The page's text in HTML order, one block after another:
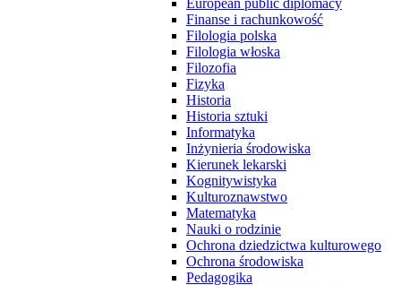
European public diplomacy
Finanse i rachunkowość
Filologia polska
Filologia włoska
Filozofia
Fizyka
Historia
Historia sztuki
Informatyka
Inżynieria środowiska
Kierunek lekarski
Kognitywistyka
Kulturoznawstwo
Matematyka
Nauki o rodzinie
Ochrona dziedzictwa kulturowego
Ochrona środowiska
Pedagogika